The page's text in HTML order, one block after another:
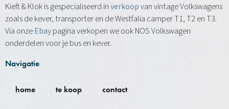
Kieft & Klok is gespecialiseerd inverkoopvan vintage Volkswagens
zoals de kever, transporter en de Westfalia camper T1, T2 en T3.
Via onzeEbaypagina verkopen we ook NOS Volkswagen
onderdelen voor je bus en kever.
Navigatie
home te koop contact